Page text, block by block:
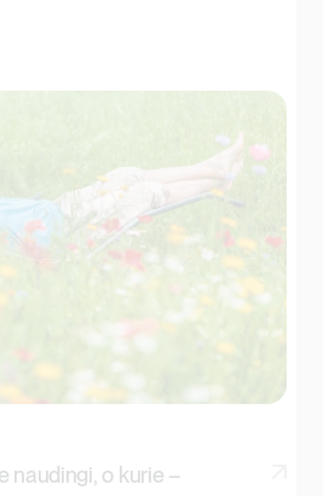
naudingi, o kurie –